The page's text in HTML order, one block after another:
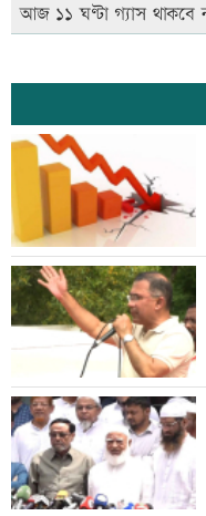
আজ ১১ ঘণ্টা গ্যাস থাকবে